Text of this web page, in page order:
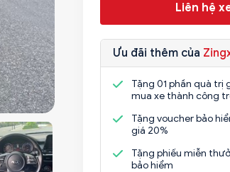
Liên hệ
Ưu đãi thêm của
Tặng 01 phần quà trị
mua xe thành công
Tặng voucher bảo
giá 20%
Tặng phiếu miễn
bảo hiểm